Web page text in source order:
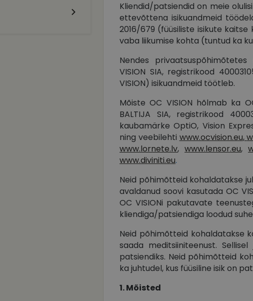
Kliendid/patsiendid on meie
ettevõttena isikuandmeid
2016/679 (füüsiliste isikute
vaba liikumise kohta (tuntud ka
Nendes
VISION SIA, registrikood
VISION) isikuandmeid töötleb.
Mõiste OC VISION hõlmab ka
BALTIJA SIA, registrikood
kaubamärke OptiO, Vision
ning veebilehti www.ocvision.eu,
www.lornete.lv, www.lensor.eu,
www.diviniti.eu.
Neid põhimõtteid kohaldatakse
avaldanud soovi kasutada OC
OC VISIONi pakutavate
kliendiga/patsiendiga loodud
Neid põhimõtteid kohaldatakse
saada meditsiiniteenust.
patsiendiks. Neid põhimõtteid
ka juhtudel, kus füüsiline isik on
1. Mõisted